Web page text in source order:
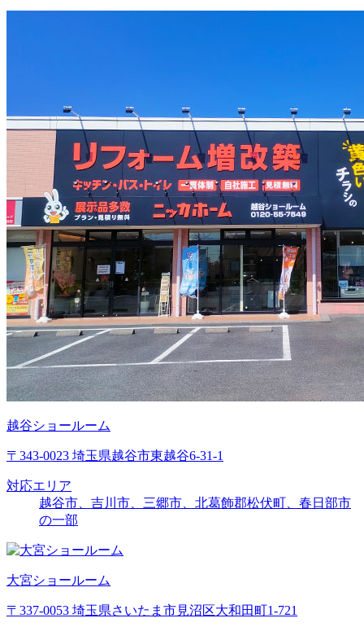
越谷ショールーム
〒343-0023 埼玉県越谷市東越谷6-31-1
対応エリア
越谷市、吉川市、三郷市、北葛飾郡松伏町、春日部市
の一部
大宮ショールーム
〒337-0053 埼玉県さいたま市見沼区大和田町1-721